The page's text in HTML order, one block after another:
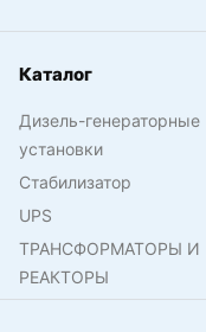
Каталог
Дизель-генераторные
установки
Стабилизатор
UPS
ТРАНСФОРМАТОРЫ И
РЕАКТОРЫ